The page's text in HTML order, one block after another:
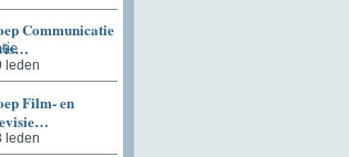
Communicatie
leden
Film- en
leden